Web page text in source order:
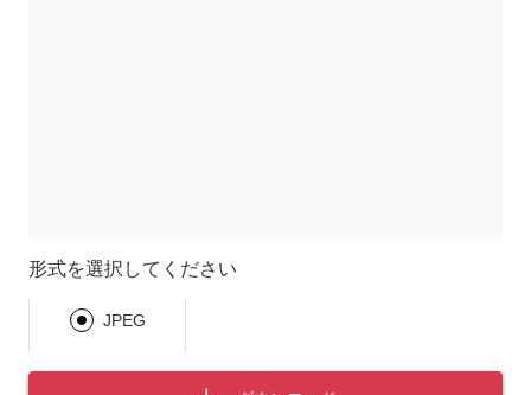
形式を選択してください
JPEG